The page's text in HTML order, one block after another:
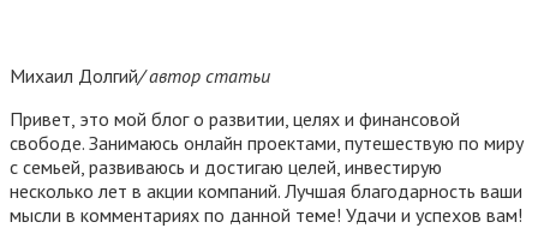
Михаил Долгий/ автор статьи
Привет, это мой блог о развитии, целях и финансовой
свободе. Занимаюсь онлайн проектами, путешествую по миру
с семьей, развиваюсь и достигаю целей, инвестирую
несколько лет в акции компаний. Лучшая благодарность ваши
мысли в комментариях по данной теме! Удачи и успехов вам!